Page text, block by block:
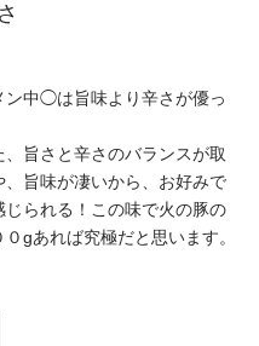
中◯は旨味より辛さが優っ
旨さと辛さのバランスが取
旨味が凄いから、お好みで
られる！この味で火の豚の
gあれば究極だと思います。